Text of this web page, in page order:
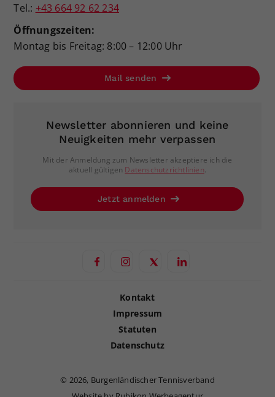
Tel.: +43 664 92 62 234
Öffnungszeiten:
Montag bis Freitag: 8:00 – 12:00 Uhr
Mail senden
Newsletter abonnieren und keine
Neuigkeiten mehr verpassen
Mit der Anmeldung zum Newsletter akzeptiere ich die
aktuell gültigen Datenschutzrichtlinien.
Jetzt anmelden
Kontakt
Impressum
Statuten
Datenschutz
© 2026, Burgenländischer Tennisverband